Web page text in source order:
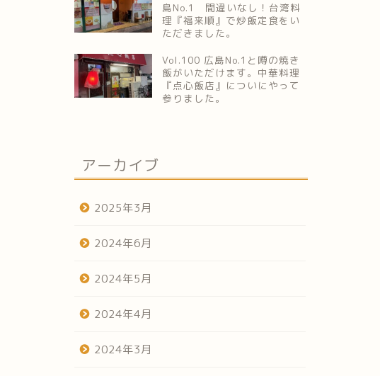
島No.1 間違いなし！台湾料
理『福来順』で炒飯定食をい
ただきました。
Vol.100 広島No.1と噂の焼き
飯がいただけます。中華料理
『点心飯店』についにやって
参りました。
アーカイブ
2025年3月
2024年6月
2024年5月
2024年4月
2024年3月